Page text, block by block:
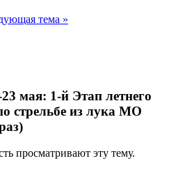
тема »
мая: 1-й Этап летнего
стрельбе из лука МО
просматривают эту тему.